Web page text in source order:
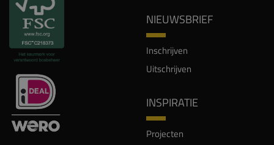
NIEUWSBRIEF
Inschrijven
Uitschrijven
INSPIRATIE
Projecten